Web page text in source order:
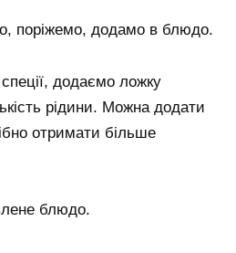
поріжемо, додамо в блюдо.
додаємо ложку
рідини. Можна додати
отримати більше
блюдо.